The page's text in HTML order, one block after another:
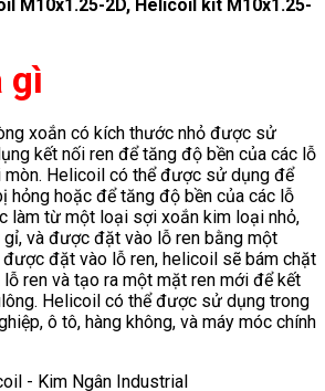
M10x1.25-2D, Helicoil kit M10x1.25-
gì
xoắn có kích thước nhỏ được sử
kết nối ren để tăng độ bền của các lỗ
mòn. Helicoil có thể được sử dụng để
hỏng hoặc để tăng độ bền của các lỗ
làm từ một loại sợi xoắn kim loại nhỏ,
và được đặt vào lỗ ren bằng một
đặt vào lỗ ren, helicoil sẽ bám chặt
ren và tạo ra một mặt ren mới để kết
Helicoil có thể được sử dụng trong
ô tô, hàng không, và máy móc chính